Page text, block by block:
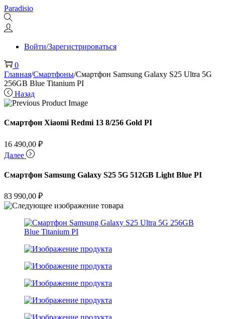
Перейти
к
навигации
Перейти
к
содержимому
Paradisio
Войти/Зарегистрироваться
0
Главная/Смартфоны/Смартфон Samsung Galaxy S25 Ultra 5G
256GB Blue Titanium PI
Назад
Смартфон Xiaomi Redmi 13 8/256 Gold PI
16 490,00 ₽
Далее
Смартфон Samsung Galaxy S25 5G 512GB Light Blue PI
83 990,00 ₽